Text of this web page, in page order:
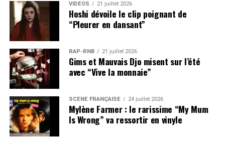
VIDEOS 21 juillet 2026
Hoshi dévoile le clip poignant de
“Pleurer en dansant”
RAP-RNB 21 juillet 2026
Gims et Mauvais Djo misent sur l’été
avec “Vive la monnaie”
SCÈNE FRANÇAISE 24 juillet 2026
Mylène Farmer : le rarissime “My Mum
Is Wrong” va ressortir en vinyle